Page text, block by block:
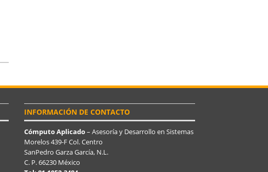
INFORMACIÓN DE CONTACTO
Cómputo Aplicado– Asesoría y Desarrollo en Sistemas
Morelos 439-F Col. Centro
SanPedro Garza García, N.L.
C. P. 66230 México